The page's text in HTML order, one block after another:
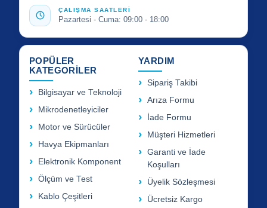
ÇALIŞMA SAATLERİ
Pazartesi - Cuma: 09:00 - 18:00
POPÜLER
KATEGORİLER
Bilgisayar ve Teknoloji
Mikrodenetleyiciler
Motor ve Sürücüler
Havya Ekipmanları
Elektronik Komponent
Ölçüm ve Test
Kablo Çeşitleri
YARDIM
Sipariş Takibi
Arıza Formu
İade Formu
Müşteri Hizmetleri
Garanti ve İade
Koşulları
Üyelik Sözleşmesi
Ücretsiz Kargo